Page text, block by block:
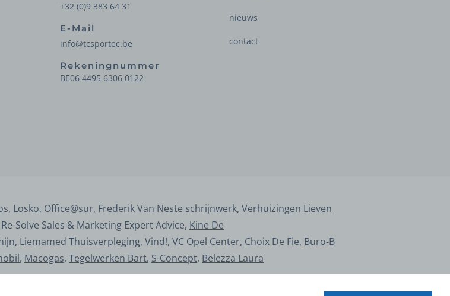
+32 (0)9 383 64 31
E-Mail
info@tcsportec.be
Rekeningnummer
BE06 4495 6306 0122
nieuws
contact
, Losko, Office@sur, Frederik Van Neste schrijnwerk, Verhuizingen Lieven
Re-Solve Sales & Marketing Expert Advice, Kine De
, Liemamed Thuisverpleging, Vind!, VC Opel Center, Choix De Fie, Buro-B
, Macogas, Tegelwerken Bart, S-Concept, Belezza Laura